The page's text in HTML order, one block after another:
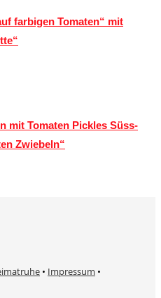
farbigen Tomaten“ mit
mit Tomaten Pickles Süss-
Zwiebeln“
• Impressum •